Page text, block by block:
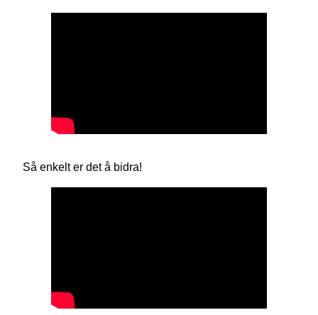
Så enkelt er det å bidra!